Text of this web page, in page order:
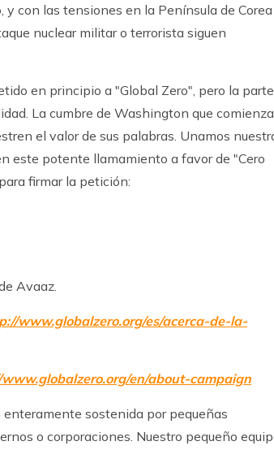
y con las tensiones en la Península de
nuclear militar o terrorista siguen
en principio a "Global Zero", pero la parte
La cumbre de Washington que comienza
el valor de sus palabras. Unamos
este potente llamamiento a favor de "Cero
firmar la petición:
Avaaz.
www.globalzero.org/es/acerca-de-la-
en/about-campaign
enteramente sostenida por pequeñas
o corporaciones. Nuestro pequeño